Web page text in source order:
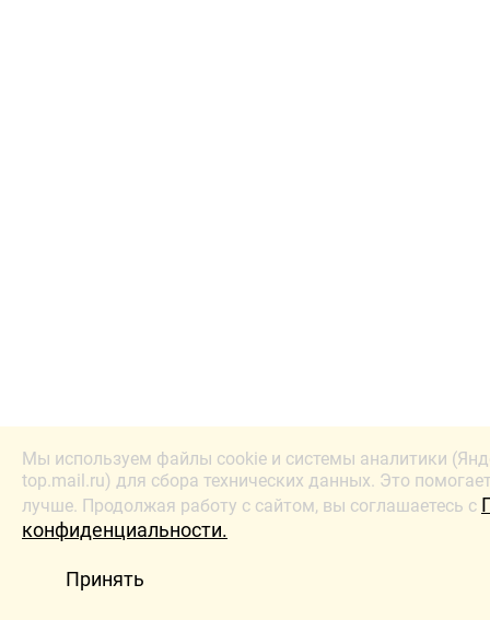
Мы используем файлы cookie и системы аналитики
top.mail.ru) для сбора технических данных. Это
лучше. Продолжая работу с сайтом, вы соглашаетесь с
конфиденциальности.
Принять